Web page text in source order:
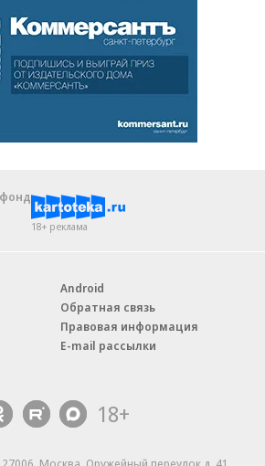
18+ реклама
Android
Обратная связь
Правовая информация
E-mail рассылки
18+